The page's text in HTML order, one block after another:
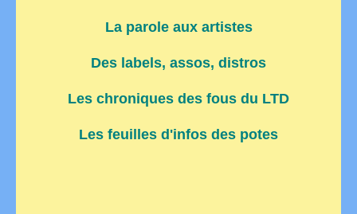
La parole aux artistes
Des labels, assos, distros
Les chroniques des fous du LTD
Les feuilles d'infos des potes